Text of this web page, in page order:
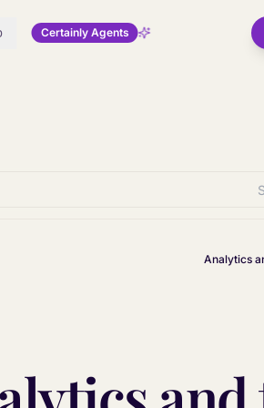
Certainly Agents
Analytics